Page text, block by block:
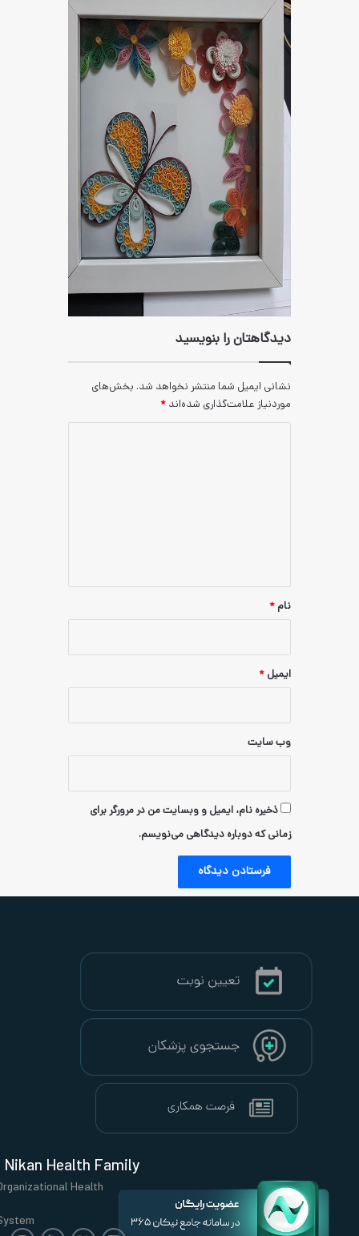
را بنویسید
شما منتشر نخواهد شد.بخش‌های
شده‌اند*
ایمیل و وبسایت من در مرورگر برای
دیدگاهی می‌نویسم.
Nikan Health Family
Organizational Health
System